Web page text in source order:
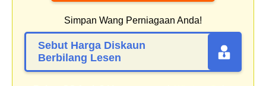
Simpan Wang Perniagaan Anda!
Sebut Harga Diskaun
Berbilang Lesen